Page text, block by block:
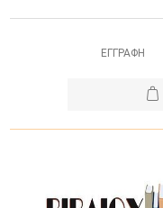
ΕΓΓΡΑΦΗ